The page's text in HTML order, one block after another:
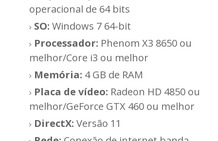
operacional de 64 bits
SO: Windows 7 64-bit
Processador: Phenom X3 8650 ou
melhor/Core i3 ou melhor
Memória: 4 GB de RAM
Placa de vídeo: Radeon HD 4850 ou
melhor/GeForce GTX 460 ou melhor
DirectX: Versão 11